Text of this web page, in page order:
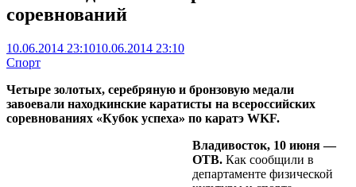
соревнований
10.06.2014 23:1010.06.2014 23:10
Спорт
Четыре золотых, серебряную и бронзовую медали
завоевали находкинские каратисты на всероссийских
соревнованиях «Кубок успеха» по каратэ WKF.
Владивосток, 10 июня —
ОТВ. Как сообщили в
департаменте физической